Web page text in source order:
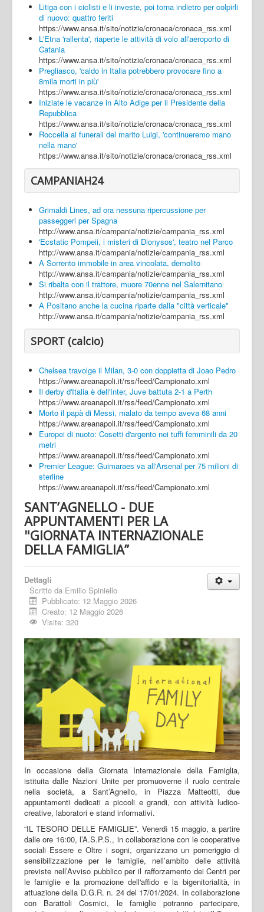
Napoli
Salerno
Login
Litiga con i ciclisti e li investe, poi torna indietro per colpirli
di nuovo: quattro feriti
https://www.ansa.it/sito/notizie/cronaca/cronaca_rss.xml
L'Etna 'rallenta', riaperte le attività di volo all'aeroporto di
Catania
https://www.ansa.it/sito/notizie/cronaca/cronaca_rss.xml
Pregliasco, 'caldo in Italia potrebbero provocare fino a
8mila morti in più'
https://www.ansa.it/sito/notizie/cronaca/cronaca_rss.xml
Iniziate le vacanze in Alto Adige per il Presidente della
Repubblica
https://www.ansa.it/sito/notizie/cronaca/cronaca_rss.xml
Roccella ai funerali del marito Luigi, 'continueremo mano
nella mano'
https://www.ansa.it/sito/notizie/cronaca/cronaca_rss.xml
CAMPANIAH24
Grimaldi Lines, ad ora nessuna ripercussione per
passeggeri per Spagna
http://www.ansa.it/campania/notizie/campania_rss.xml
'Ecstatic Pompeii, i misteri di Dionysos', teatro nel Parco
http://www.ansa.it/campania/notizie/campania_rss.xml
A Sorrento immobile in area vincolata, demolito
http://www.ansa.it/campania/notizie/campania_rss.xml
Si ribalta con il trattore, muore 70enne nel Salernitano
http://www.ansa.it/campania/notizie/campania_rss.xml
A Positano anche la cucina riparte dalla "città verticale"
http://www.ansa.it/campania/notizie/campania_rss.xml
SPORT (calcio)
Chelsea travolge il Milan, 3-0 con doppietta di Joao Pedro
https://www.areanapoli.it/rss/feed/Campionato.xml
Il derby d'Italia è dell'Inter, Juve battuta 2-1 a Perth
https://www.areanapoli.it/rss/feed/Campionato.xml
Morto il papà di Messi, malato da tempo aveva 68 anni
https://www.areanapoli.it/rss/feed/Campionato.xml
Europei di nuoto: Cosetti d'argento nei tuffi femminili da 20
metri
https://www.areanapoli.it/rss/feed/Campionato.xml
Premier League: Guimaraes va all'Arsenal per 75 milioni di
sterline
https://www.areanapoli.it/rss/feed/Campionato.xml
SANT’AGNELLO - DUE
APPUNTAMENTI PER LA
"GIORNATA INTERNAZIONALE
DELLA FAMIGLIA”
Dettagli
Scritto da Emilio Spiniello
Pubblicato: 12 Maggio 2026
Creato: 12 Maggio 2026
Visite: 320
In occasione della Giornata Internazionale della Famiglia,
istituita dalle Nazioni Unite per promuoverne il ruolo centrale
nella società, a Sant’Agnello, in Piazza Matteotti, due
appuntamenti dedicati a piccoli e grandi, con attività ludico-
creative, laboratori e stand informativi.
“IL TESORO DELLE FAMIGLIE”. Venerdì 15 maggio, a partire
dalle ore 16:00, l’A.S.P.S., in collaborazione con le cooperative
sociali Essere e Oltre i sogni, organizzano un pomeriggio di
sensibilizzazione per le famiglie, nell’ambito delle attività
previste nell’Avviso pubblico per il rafforzamento dei Centri per
le famiglie e la promozione dell'affido e la bigenitorialità, in
attuazione della D.G.R. n. 24 del 17/01/2024. In collaborazione
con Barattoli Cosmici, le famiglie potranno partecipare,